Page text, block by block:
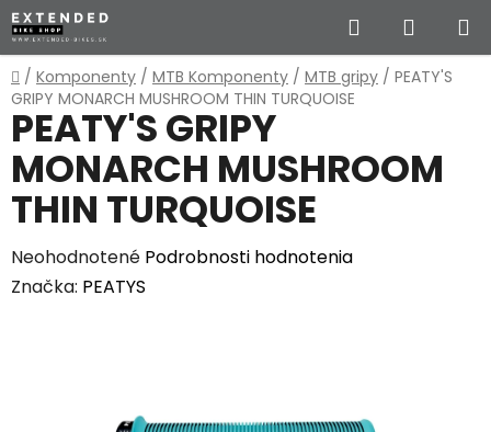
Prejsť
na
obsah
Hľadať
KOŠÍK
Domov
/ Komponenty / MTB Komponenty / MTB gripy / PEATY'S
GRIPY MONARCH MUSHROOM THIN TURQUOISE
PEATY'S GRIPY
MONARCH MUSHROOM
THIN TURQUOISE
Priemerné
hodnotenie
Neohodnotené Podrobnosti hodnotenia
Značka: PEATYS